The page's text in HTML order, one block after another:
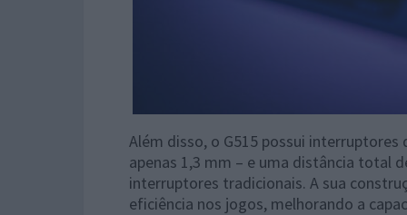
Além disso, o G515 possui
apenas 1,3 mm – e uma distância total
interruptores tradicionais. A sua
eficiência nos jogos, melhorando a